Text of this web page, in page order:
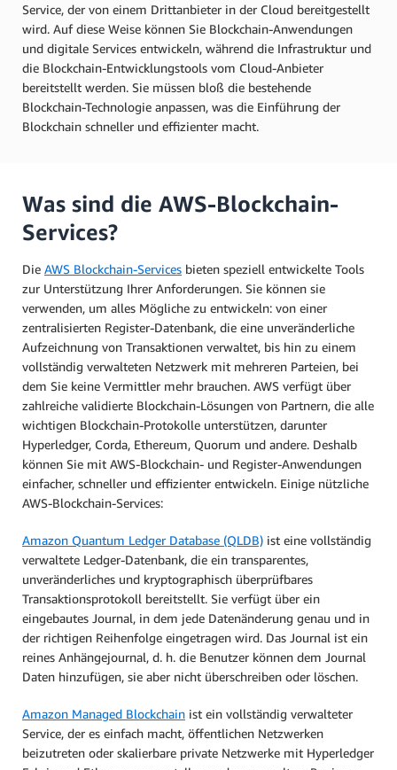
Service, der von einem Drittanbieter in der Cloud bereitgestellt
wird. Auf diese Weise können Sie Blockchain-Anwendungen
und digitale Services entwickeln, während die Infrastruktur und
die Blockchain-Entwicklungstools vom Cloud-Anbieter
bereitstellt werden. Sie müssen bloß die bestehende
Blockchain-Technologie anpassen, was die Einführung der
Blockchain schneller und effizienter macht.
Was sind die AWS-Blockchain-
Services?
Die AWS Blockchain-Services bieten speziell entwickelte Tools
zur Unterstützung Ihrer Anforderungen. Sie können sie
verwenden, um alles Mögliche zu entwickeln: von einer
zentralisierten Register-Datenbank, die eine unveränderliche
Aufzeichnung von Transaktionen verwaltet, bis hin zu einem
vollständig verwalteten Netzwerk mit mehreren Parteien, bei
dem Sie keine Vermittler mehr brauchen. AWS verfügt über
zahlreiche validierte Blockchain-Lösungen von Partnern, die alle
wichtigen Blockchain-Protokolle unterstützen, darunter
Hyperledger, Corda, Ethereum, Quorum und andere. Deshalb
können Sie mit AWS-Blockchain- und Register-Anwendungen
einfacher, schneller und effizienter entwickeln. Einige nützliche
AWS-Blockchain-Services:
Amazon Quantum Ledger Database (QLDB) ist eine vollständig
verwaltete Ledger-Datenbank, die ein transparentes,
unveränderliches und kryptographisch überprüfbares
Transaktionsprotokoll bereitstellt. Sie verfügt über ein
eingebautes Journal, in dem jede Datenänderung genau und in
der richtigen Reihenfolge eingetragen wird. Das Journal ist ein
reines Anhängejournal, d. h. die Benutzer können dem Journal
Daten hinzufügen, sie aber nicht überschreiben oder löschen.
Amazon Managed Blockchain ist ein vollständig verwalteter
Service, der es einfach macht, öffentlichen Netzwerken
beizutreten oder skalierbare private Netzwerke mit Hyperledger